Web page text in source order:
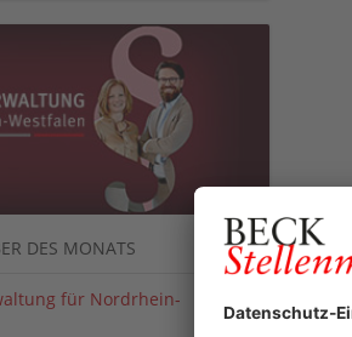
DES MONATS
für Nordrhein-